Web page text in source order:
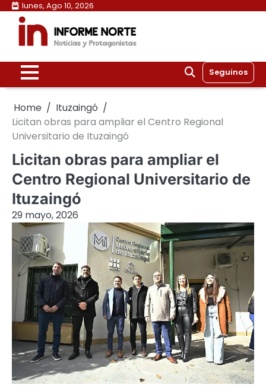
Skip
content
lunes, Ago 10, 2026
Seguinos
Home
Ituzaingó
Licitan obras para ampliar el Centro Regional
Universitario de Ituzaingó
Licitan obras para ampliar el
Centro Regional Universitario de
Ituzaingó
29 mayo, 2026